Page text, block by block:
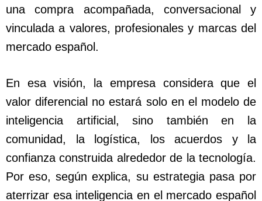
una compra acompañada, conversacional y
vinculada a valores, profesionales y marcas del
mercado español.
En esa visión, la empresa considera que el
valor diferencial no estará solo en el modelo de
inteligencia artificial, sino también en la
comunidad, la logística, los acuerdos y la
confianza construida alrededor de la tecnología.
Por eso, según explica, su estrategia pasa por
aterrizar esa inteligencia en el mercado español